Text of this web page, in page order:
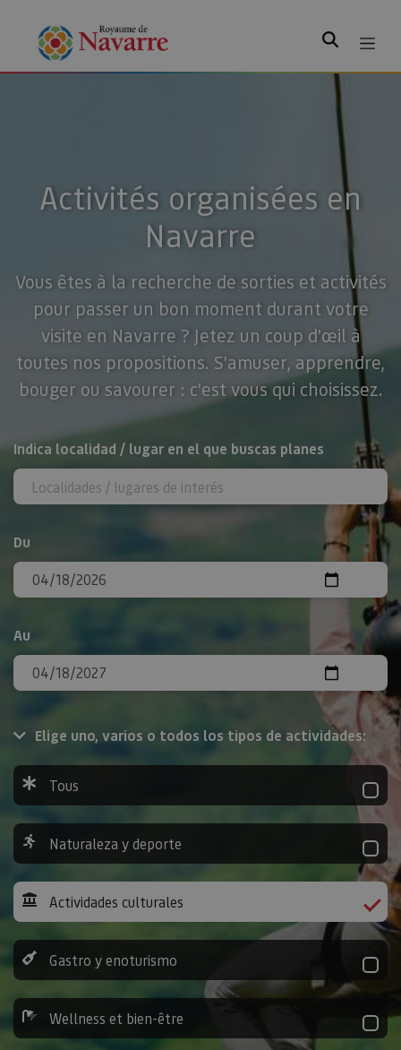
Rechercher
Activités organisées en
Navarre
Vous êtes à la recherche de sorties et activités
pour passer un bon moment durant votre
visite en Navarre ? Jetez un coup d'œil à
toutes nos propositions. S'amuser, apprendre,
bouger ou savourer : c'est vous qui choisissez.
Rechercher
Indica localidad / lugar en el que buscas planes
Du
Au
Elige uno, varios o todos los tipos de actividades:
Tous
Naturaleza y deporte
Actividades culturales
Gastro y enoturismo
Wellness et bien-être